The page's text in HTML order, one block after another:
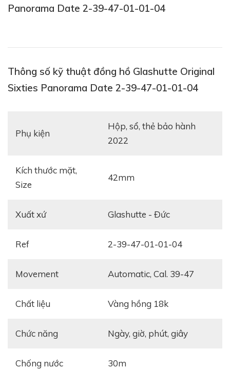
Panorama Date 2-39-47-01-01-04
Thông số kỹ thuật đồng hồ Glashutte Original
Sixties Panorama Date 2-39-47-01-01-04
Phụ kiện
Hộp, sổ, thẻ bảo hành
2022
Kích thước mặt,
Size
42mm
Xuất xứ Glashutte - Đức
Ref 2-39-47-01-01-04
Movement Automatic, Cal. 39-47
Chất liệu Vàng hồng 18k
Chức năng ngày, giờ, phút, giây
Chống nước 30m